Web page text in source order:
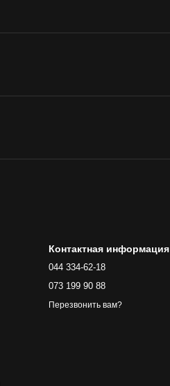
Контактная информация
044 334-62-18
073 199 90 88
Перезвонить вам?